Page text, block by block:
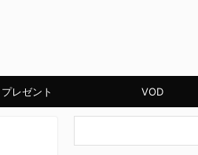
プレゼント VOD